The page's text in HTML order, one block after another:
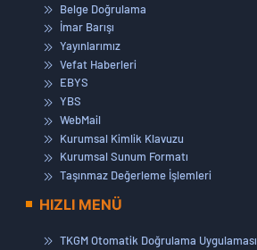
Belge Doğrulama
İmar Barışı
Yayınlarımız
Vefat Haberleri
EBYS
YBS
WebMail
Kurumsal Kimlik Klavuzu
Kurumsal Sunum Formatı
Taşınmaz Değerleme İşlemleri
HIZLI MENÜ
TKGM Otomatik Doğrulama Uygulaması